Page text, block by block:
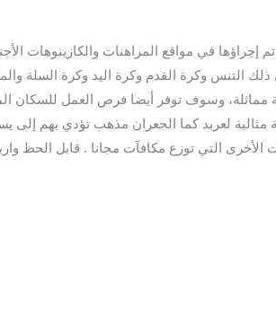
إجراؤها في مواقع المراهنات والكازينوهات
قيمة الشمعة 125 قطعة نقدية لمجموعة مماثلة، وسوف توفر أيضا
لعربد كما الجعران مذهب تؤدي بهم إلى